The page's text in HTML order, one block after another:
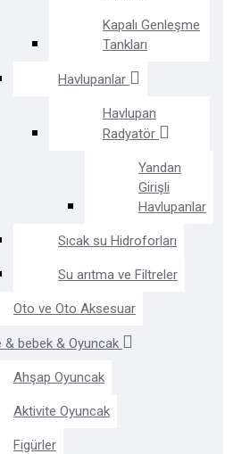
Kapalı Genleşme
Tankları
Havlupanlar
Havlupan
Radyatör
Yandan
Girişli
Havlupanlar
Sıcak su Hidroforları
Su arıtma ve Filtreler
Oto ve Oto Aksesuar
& bebek & Oyuncak
Ahşap Oyuncak
Aktivite Oyuncak
Figürler